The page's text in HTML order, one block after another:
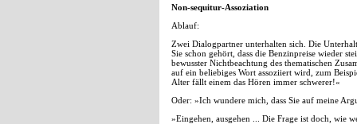
Non-sequitur-Assoziation
Ablauf:
Zwei Dialogpartner unterhalten sich. Die
Sie schon gehört, dass die Benzinpreise wieder
bewusster Nichtbeachtung des thematischen
auf ein beliebiges Wort assoziiert wird, zum
Alter fällt einem das Hören immer schwerer!«
Oder: »Ich wundere mich, dass Sie auf meine
»Eingehen, ausgehen ... Die Frage ist doch, wie